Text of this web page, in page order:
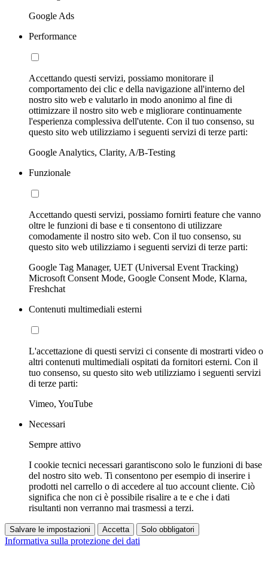
Google Ads
Performance
Accettando questi servizi, possiamo monitorare il
comportamento dei clic e della navigazione all'interno del
nostro sito web e valutarlo in modo anonimo al fine di
ottimizzare il nostro sito web e migliorare continuamente
l'esperienza complessiva dell'utente. Con il tuo consenso, su
questo sito web utilizziamo i seguenti servizi di terze parti:
Google Analytics, Clarity, A/B-Testing
Funzionale
Accettando questi servizi, possiamo fornirti feature che vanno
oltre le funzioni di base e ti consentono di utilizzare
comodamente il nostro sito web. Con il tuo consenso, su
questo sito web utilizziamo i seguenti servizi di terze parti:
Google Tag Manager, UET (Universal Event Tracking)
Microsoft Consent Mode, Google Consent Mode, Klarna,
Freshchat
Contenuti multimediali esterni
L'accettazione di questi servizi ci consente di mostrarti video o
altri contenuti multimediali ospitati da fornitori esterni. Con il
tuo consenso, su questo sito web utilizziamo i seguenti servizi
di terze parti:
Vimeo, YouTube
Necessari
Sempre attivo
I cookie tecnici necessari garantiscono solo le funzioni di base
del nostro sito web. Ti consentono per esempio di inserire i
prodotti nel carrello o di accedere al tuo account cliente. Ciò
significa che non ci è possibile risalire a te e che i dati
risultanti non verranno mai trasmessi a terzi.
Salvare le impostazioni Accetta Solo obbligatori
Informativa sulla protezione dei dati